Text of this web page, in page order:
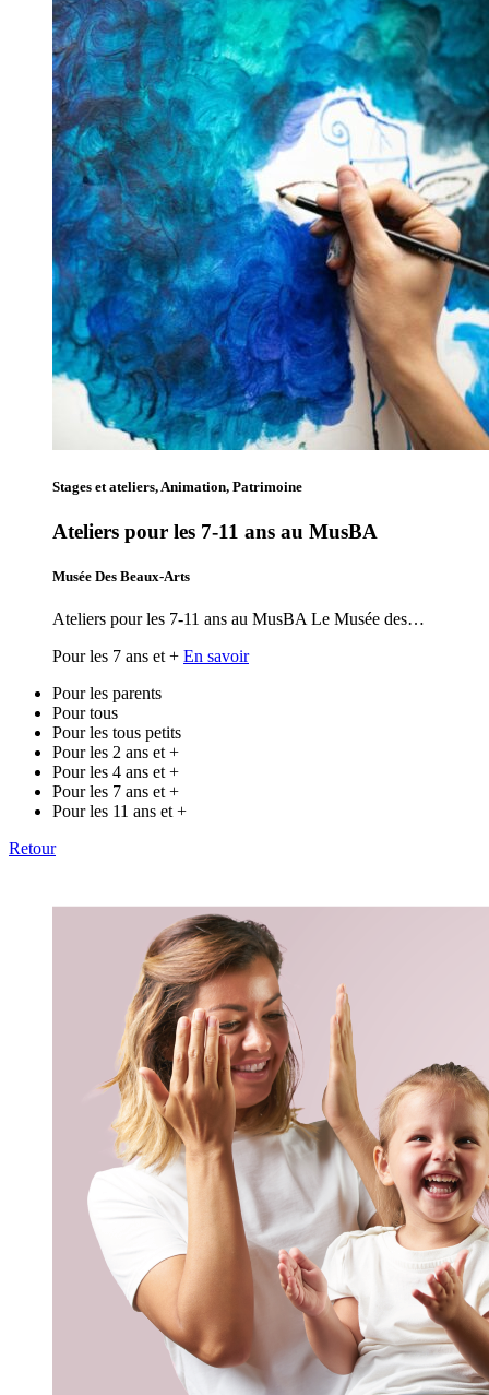
Stages et ateliers, Animation, Patrimoine
Ateliers pour les 7-11 ans au MusBA
Musée Des Beaux-Arts
Ateliers pour les 7-11 ans au MusBA Le Musée des…
Pour les 7 ans et + En savoir
Pour les parents
Pour tous
Pour les tous petits
Pour les 2 ans et +
Pour les 4 ans et +
Pour les 7 ans et +
Pour les 11 ans et +
Retour